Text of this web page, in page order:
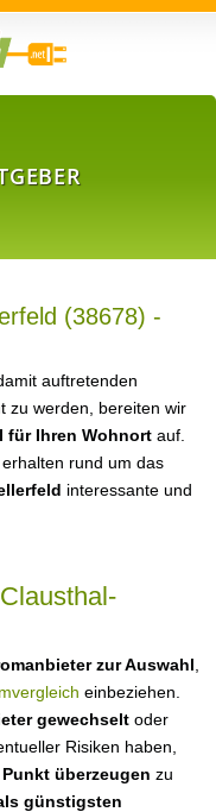
(38678) -
auftretenden
zu werden, bereiten wir
für Ihren Wohnort auf.
rund um das
interessante und
zur Auswahl
einbeziehen.
gewechselt oder
Risiken haben,
überzeugen zu
günstigsten